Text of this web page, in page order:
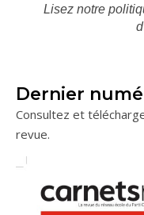
Lisez notre
Dernier
Consultez et
revue.